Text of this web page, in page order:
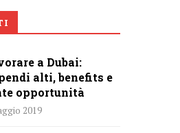
a Dubai:
alti, benefits e
opportunità
2019